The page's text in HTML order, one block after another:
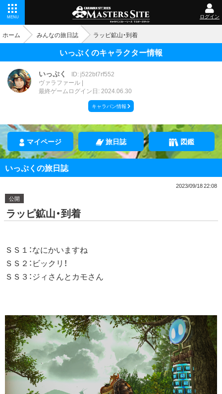
MENU ログイン
ホーム みんなの旅日誌 ラッピ鉱山・到着
いっぷくのキャラクター情報
いっぷく
ID: j522bt7rf552
ヴァラファール
最終ゲームログイン日: 2024.06.30
キャラバン情報
マイページ 旅日誌 図鑑
いっぷくの旅日誌
2023/09/18 22:08
公開
ラッピ鉱山・到着
ＳＳ１：なにかいますね
ＳＳ２：ビックリ！
ＳＳ３：ジィさんとカモさん